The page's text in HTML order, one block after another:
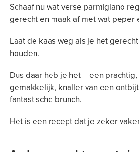
Schaaf nu wat verse parmigiano
gerecht en maak af met wat peper
Laat de kaas weg als je het
houden.
Dus daar heb je het – een prachtig,
gemakkelijk, knaller van een
fantastische brunch.
Het is een recept dat je zeker